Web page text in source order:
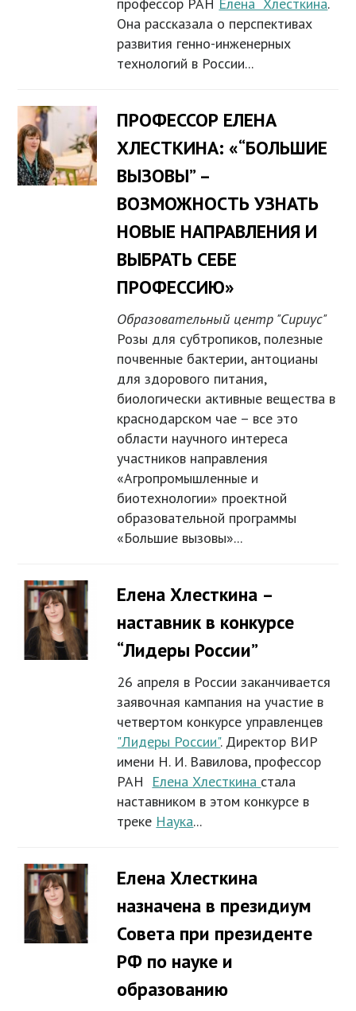
профессор РАН Елена Хлесткина.
Она рассказала о перспективах
развития генно-инженерных
технологий в России...
ПРОФЕССОР ЕЛЕНА
ХЛЕСТКИНА: «“БОЛЬШИЕ
ВЫЗОВЫ” –
ВОЗМОЖНОСТЬ УЗНАТЬ
НОВЫЕ НАПРАВЛЕНИЯ И
ВЫБРАТЬ СЕБЕ
ПРОФЕССИЮ»
Образовательный центр "Сириус"
Розы для субтропиков, полезные
почвенные бактерии, антоцианы
для здорового питания,
биологически активные вещества в
краснодарском чае – все это
области научного интереса
участников направления
«Агропромышленные и
биотехнологии» проектной
образовательной программы
«Большие вызовы»...
Елена Хлесткина –
наставник в конкурсе
“Лидеры России”
26 апреля в России заканчивается
заявочная кампания на участие в
четвертом конкурсе управленцев
"Лидеры России". Директор ВИР
имени Н. И. Вавилова, профессор
РАН Елена Хлесткина стала
наставником в этом конкурсе в
треке Наука...
Елена Хлесткина
назначена в президиум
Совета при президенте
РФ по науке и
образованию